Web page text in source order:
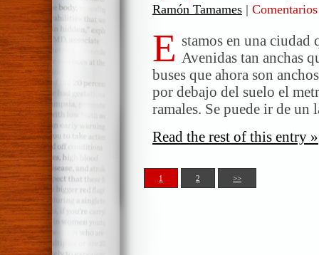
Ramón Tamames |
E stamos en una ciudad
Avenidas tan anchas
buses que ahora son
por debajo del suelo el
ramales. Se puede ir de
Read the rest of this entry »
1 2 >>